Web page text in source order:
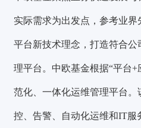
实际需求为出发点，参考业界
平台新技术理念，打造符合
理平台。中欧基金根据“平台
范化、一体化运维管理平台
控、告警、自动化运维和IT服